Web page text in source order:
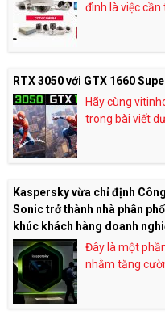
đình là việc cần
RTX 3050 với GTX 1660
Hãy cùng
trong bài viết
Kaspersky vừa chỉ định
Sonic trở thành nhà phân
khúc khách hàng doanh
Đây là một
nhằm tăng